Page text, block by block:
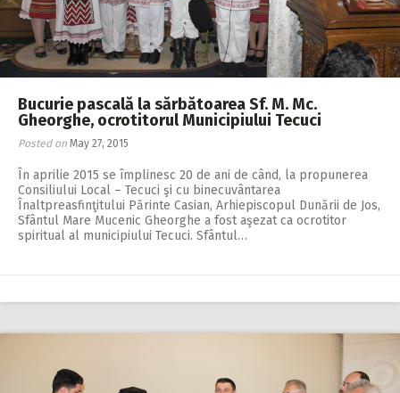
Bucurie pascală la sărbătoarea Sf. M. Mc.
Gheorghe, ocrotitorul Municipiului Tecuci
Posted on May 27, 2015
În aprilie 2015 se împlinesc 20 de ani de când, la propunerea
Consiliului Local – Tecuci şi cu binecuvântarea
Înaltpreasfinţitului Părinte Casian, Arhiepiscopul Dunării de Jos,
Sfântul Mare Mucenic Gheorghe a fost aşezat ca ocrotitor
spiritual al municipiului Tecuci. Sfântul…